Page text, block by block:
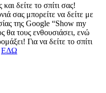
δείτε το σπίτι σας!
σας μπορείτε να δείτε με
της Google “Show my
θα τους ενθουσιάσει, ενώ
Για να δείτε το σπίτι
ΕΔΩ